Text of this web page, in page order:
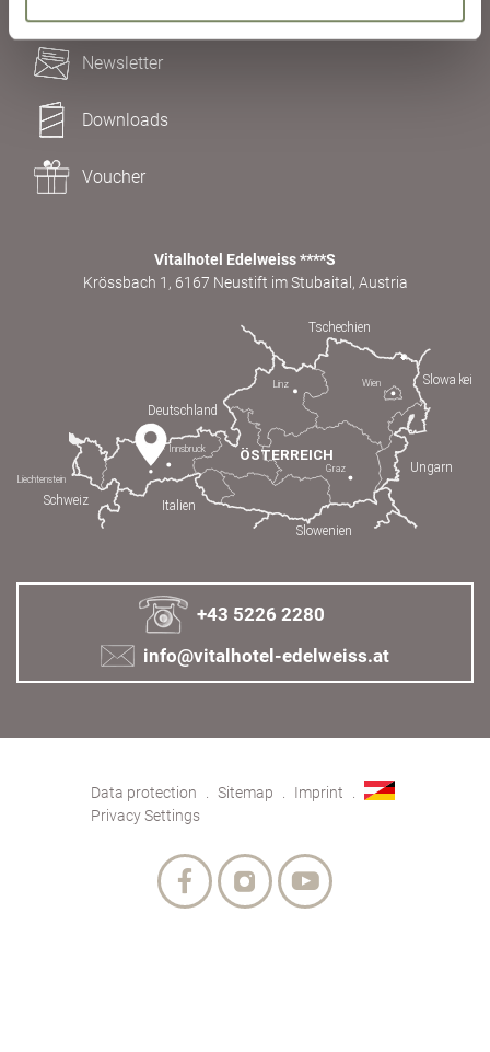
Newsletter
Downloads
Voucher
Vitalhotel Edelweiss ****S
Krössbach 1, 6167 Neustift im Stubaital, Austria
+43 5226 2280
info@vitalhotel-edelweiss.at
Data protection Sitemap
Imprint
Privacy Settings